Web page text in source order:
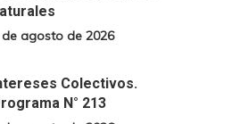
agosto de 2026
Colectivos.
N° 213